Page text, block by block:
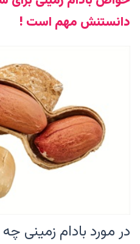
دانستنش مهم است !
در مورد بادام زمینی